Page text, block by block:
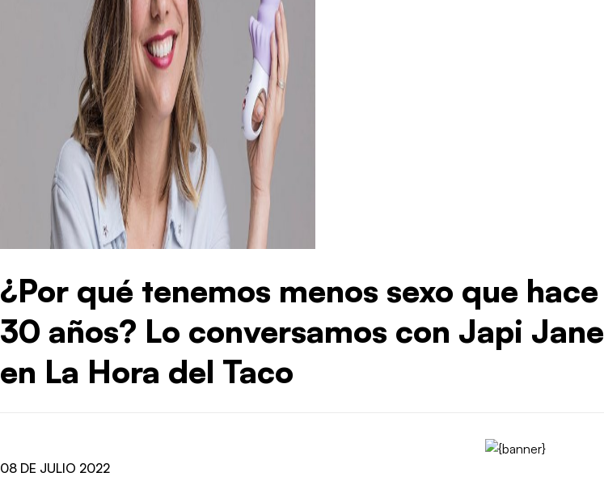
¿Por qué tenemos menos sexo que hace
30 años? Lo conversamos con Japi Jane
en La Hora del Taco
08 DE JULIO 2022